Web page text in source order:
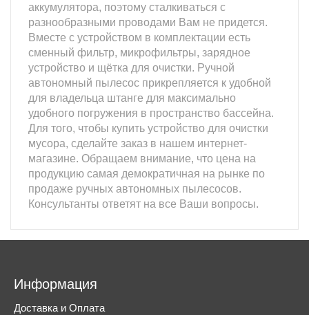
аккумулятора, поэтому сталкиваться с
разнообразными проводами Вам не придется.
Вместе с устройством в комплектации есть
сменный фильтр, микрофильтры, зарядное
устройство и щётка для очистки. Ручной
автономный пылесос прикрепляется к удобной
для владельца штанге для максимально
удобного погружения в пространство бассейна.
Для того, чтобы купить устройство для очистки
мусора, сделайте заказ в нашем интернет-
магазине. Обращаем внимание, что цена на
продукцию самая демократичная на рынке по
продаже ручных автономных пылесосов.
Консультанты ответят на все Ваши вопросы.
Информация
Доставка и Оплата